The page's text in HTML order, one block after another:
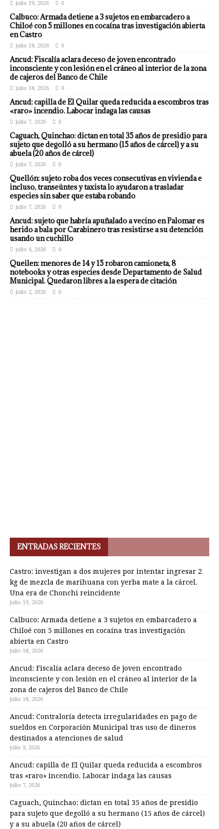
julio 19, 2026 0
Calbuco: Armada detiene a 3 sujetos en embarcadero a
Chiloé con 5 millones en cocaína tras investigación abierta
en Castro
julio 18, 2026 0
Ancud: Fiscalía aclara deceso de joven encontrado
inconsciente y con lesión en el cráneo al interior de la zona
de cajeros del Banco de Chile
julio 18, 2026 0
Ancud: capilla de El Quilar queda reducida a escombros tras
«raro» incendio. Labocar indaga las causas
julio 7, 2026 0
Caguach, Quinchao: dictan en total 35 años de presidio para
sujeto que degolló a su hermano (15 años de cárcel) y a su
abuela (20 años de cárcel)
julio 7, 2026 0
Quellón: sujeto roba dos veces consecutivas en vivienda e
incluso, transeúntes y taxista lo ayudaron a trasladar
especies sin saber que estaba robando
julio 7, 2026 0
Ancud: sujeto que habría apuñalado a vecino en Palomar es
herido a bala por Carabinero tras resistirse a su detención
usando un cuchillo
julio 4, 2026 0
Queilen: menores de 14 y 15 robaron camioneta, 8
notebooks y otras especies desde Departamento de Salud
Municipal. Quedaron libres a la espera de citación
julio 2, 2026 0
ENTRADAS RECIENTES
Castro: investigan a dos mujeres por intentar ingresar 2
kg de mezcla de marihuana con yerba mate a la cárcel.
Una era de Chonchi reincidente
julio 19, 2026
Calbuco: Armada detiene a 3 sujetos en embarcadero a
Chiloé con 5 millones en cocaína tras investigación
abierta en Castro
julio 18, 2026
Ancud: Fiscalía aclara deceso de joven encontrado
inconsciente y con lesión en el cráneo al interior de la
zona de cajeros del Banco de Chile
julio 18, 2026
Ancud: Contraloría detecta irregularidades en pago de
sueldos en Corporación Municipal tras uso de dineros
destinados a atenciones de salud
julio 9, 2026
Ancud: capilla de El Quilar queda reducida a escombros
tras «raro» incendio. Labocar indaga las causas
julio 7, 2026
Caguach, Quinchao: dictan en total 35 años de presidio
para sujeto que degolló a su hermano (15 años de cárcel)
y a su abuela (20 años de cárcel)